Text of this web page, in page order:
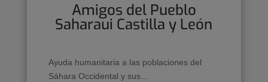
Amigos del Pueblo
Saharaui Castilla y León
Ayuda humanitaria a las poblaciones del
Sáhara Occidental y sus...